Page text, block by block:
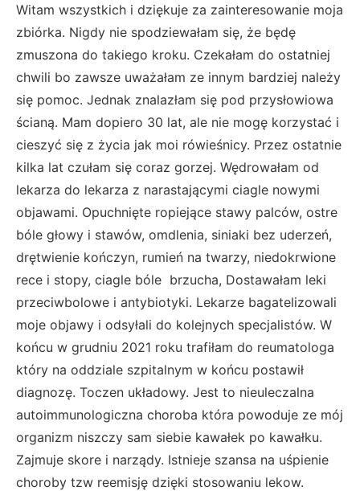
Witam wszystkich i dziękuje za zainteresowanie moja
zbiórka. Nigdy nie spodziewałam się, że będę
zmuszona do takiego kroku. Czekałam do ostatniej
chwili bo zawsze uważałam ze innym bardziej należy
się pomoc. Jednak znalazłam się pod przysłowiowa
ścianą. Mam dopiero 30 lat, ale nie mogę korzystać i
cieszyć się z życia jak moi rówieśnicy. Przez ostatnie
kilka lat czułam się coraz gorzej. Wędrowałam od
lekarza do lekarza z narastającymi ciagle nowymi
objawami. Opuchnięte ropiejące stawy palców, ostre
bóle głowy i stawów, omdlenia, siniaki bez uderzeń,
drętwienie kończyn, rumień na twarzy, niedokrwione
rece i stopy, ciagle bóle brzucha, Dostawałam leki
przeciwbolowe i antybiotyki. Lekarze bagatelizowali
moje objawy i odsyłali do kolejnych specjalistów. W
końcu w grudniu 2021 roku trafiłam do reumatologa
który na oddziale szpitalnym w końcu postawił
diagnozę. Toczen układowy. Jest to nieuleczalna
autoimmunologiczna choroba która powoduje ze mój
organizm niszczy sam siebie kawałek po kawałku.
Zajmuje skore i narządy. Istnieje szansa na uśpienie
choroby tzw reemisję dzięki stosowaniu lekow.